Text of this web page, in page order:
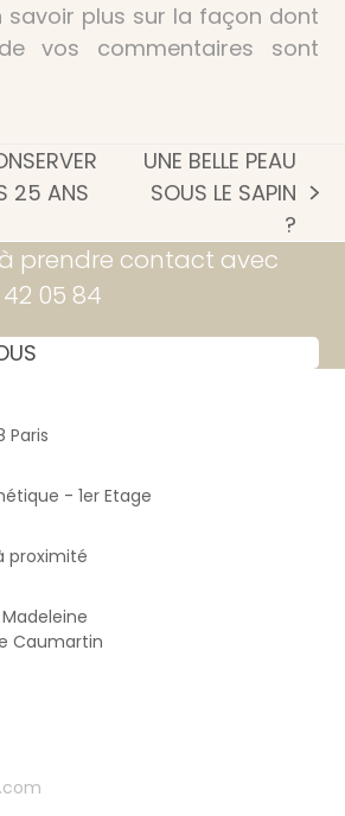
savoir plus sur la façon dont
vos commentaires sont
25 ANS
next
post:
UNE BELLE PEAU
SOUS LE SAPIN
?
prendre contact avec
05 84
Paris
- 1er Etage
proximité
Caumartin